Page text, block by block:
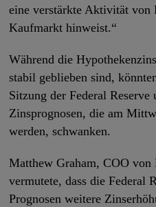
eine verstärkte Aktivität von
Kaufmarkt hinweist.“
Während die
stabil geblieben sind,
Sitzung der Federal
Zinsprognosen, die am
werden, schwanken.
Matthew Graham, COO
vermutete, dass die Federal
Prognosen weitere